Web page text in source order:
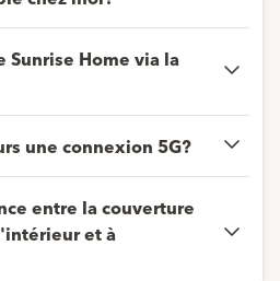
Home via la
une connexion 5G?
entre la couverture
et à